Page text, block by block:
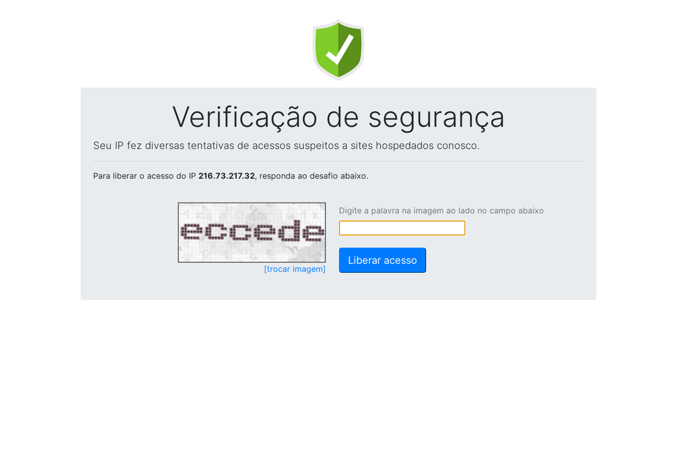
Verificação de segurança
Seu IP fez diversas tentativas de acessos suspeitos a sites hospedados conosco.
Para liberar o acesso do IP 216.73.217.32, responda ao desafio abaixo.
[trocar imagem]
Digite a palavra na imagem ao lado no campo abaixo